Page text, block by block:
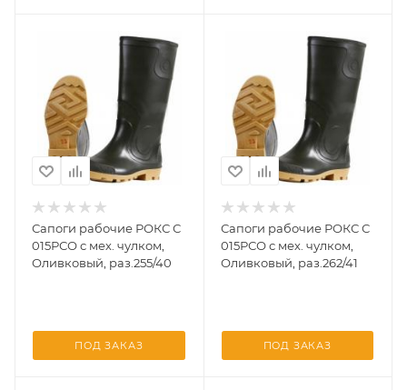
Сапоги рабочие РОКС С
015РСО с мех. чулком,
Оливковый, раз.255/40
ПОД ЗАКАЗ
Сапоги рабочие РОКС С
015РСО с мех. чулком,
Оливковый, раз.262/41
ПОД ЗАКАЗ